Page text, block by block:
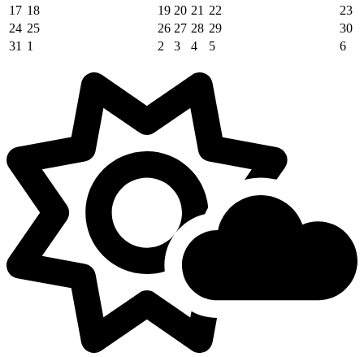
17 18 19 20 21 22
23
24 25 26 27 28 29
30
31 1 2 3 4 5 6